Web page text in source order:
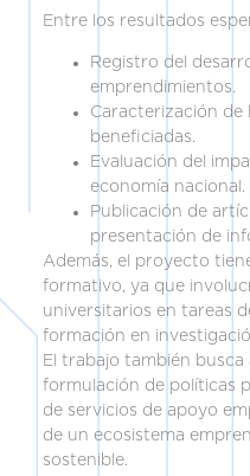
Entre los resultados
Registro del
emprendimientos.
Caracterización de
beneficiadas.
Evaluación del
economía nacional.
Publicación de
presentación de
Además, el proyecto
formativo, ya que
universitarios en tareas
formación en
El trabajo también
formulación de políticas
de servicios de apoyo
de un ecosistema
sostenible.